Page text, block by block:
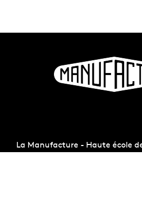
La Manufacture - Haute école